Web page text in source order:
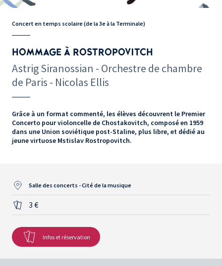
Concert en temps scolaire (de la 3e à la Terminale)
HOMMAGE À ROSTROPOVITCH
Astrig Siranossian - Orchestre de chambre
de Paris - Nicolas Ellis
Grâce à un format commenté, les élèves découvrent le Premier
Concerto pour violoncelle de Chostakovitch, composé en 1959
dans une Union soviétique post-Staline, plus libre, et dédié au
jeune virtuose Mstislav Rostropovitch.
Salle des concerts - Cité de la musique
3 €
Infos et réservation